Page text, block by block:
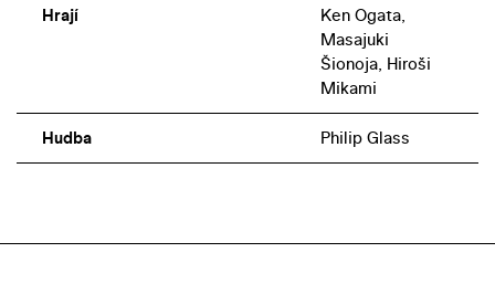
Hrají
Ken Ogata,
Masajuki
Šionoja, Hiroši
Mikami
Hudba Philip Glass